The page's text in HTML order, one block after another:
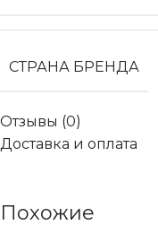
СТРАНА БРЕНДА
Отзывы (0)
Доставка и оплата
Похожие